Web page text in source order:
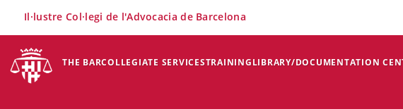
THE BARCOLLEGIATE SERVICESTRAININGLIBRARY/DOCUMENTATION
Il·lustre Col·legi de l'Advocacia de Barcelona